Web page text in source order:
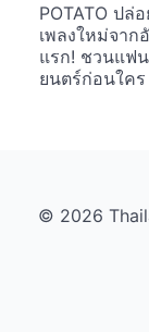
POTATO ปล่
เพลงใหม่จาก
แรก! ชวนแฟ
ยนตร์ก่อนใคร
© 2026